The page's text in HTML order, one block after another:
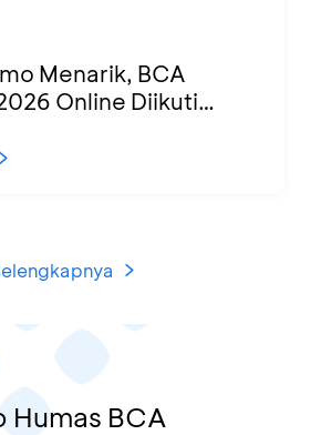
Menarik, BCA
Online Diikuti
Humas BCA